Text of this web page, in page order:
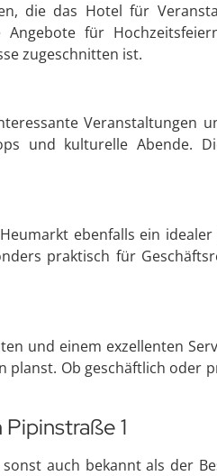
die das Hotel für
für
zugeschnitten ist.
Veranstaltungen
und kulturelle Abende.
ebenfalls ein
praktisch für
und einem exzellenten
Ob geschäftlich oder
1
auch bekannt als der